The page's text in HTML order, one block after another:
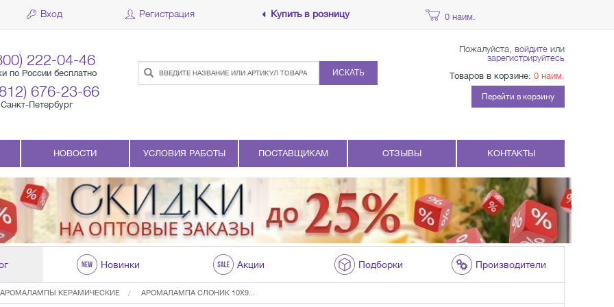
Вход Регистрация Купить в розницу 0 наим.
222-04-46
по России бесплатно
676-23-66
Санкт-Петербург
ИСКАТЬ
Пожалуйста, войдите или
зарегистрируйтесь
Товаров в корзине: 0 наим.
Перейти в корзину
НОВОСТИ УСЛОВИЯ РАБОТЫ ПОСТАВЩИКАМ ОТЗЫВЫ КОНТАКТЫ
Новинки Акции Подборки Производители
АРОМАЛАМПЫ КЕРАМИЧЕСКИЕ АРОМАЛАМПА СЛОНИК 10Х9...